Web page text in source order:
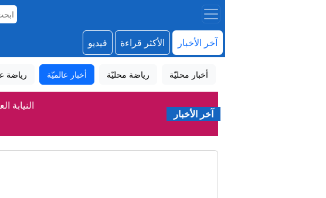
آخر الأخبار الأكثر قراءة فيديو
أخبار محليّة رياضة محليّة أخبار عالميّة رياضة
آخر الأخبار
سفيان